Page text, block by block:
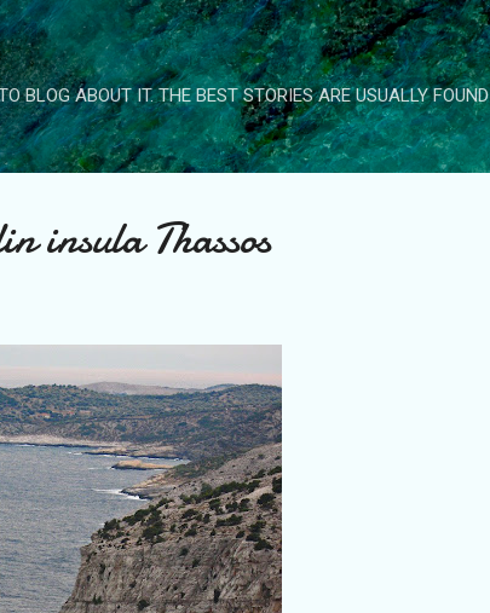
Skip to main content
BLOG ABOUT IT. THE BEST STORIES ARE USUALLY FOUND
insula Thassos